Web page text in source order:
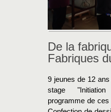
De la
Fabriques
9 jeunes de 12
stage
programme de